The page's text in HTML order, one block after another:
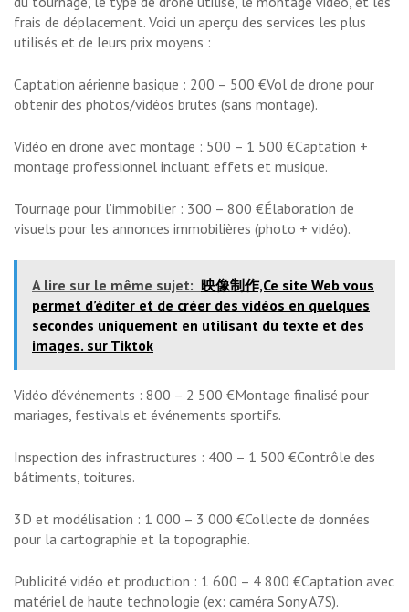
frais de déplacement. Voici un aperçu des services les plus
utilisés et de leurs prix moyens :
Captation aérienne basique : 200 – 500 €Vol de drone pour
obtenir des photos/vidéos brutes (sans montage).
Vidéo en drone avec montage : 500 – 1 500 €Captation +
montage professionnel incluant effets et musique.
Tournage pour l’immobilier : 300 – 800 €Élaboration de
visuels pour les annonces immobilières (photo + vidéo).
A lire sur le même sujet: 映像制作,Ce site Web vous
permet d’éditer et de créer des vidéos en quelques
secondes uniquement en utilisant du texte et des
images. sur Tiktok
Vidéo d’événements : 800 – 2 500 €Montage finalisé pour
mariages, festivals et événements sportifs.
Inspection des infrastructures : 400 – 1 500 €Contrôle des
bâtiments, toitures.
3D et modélisation : 1 000 – 3 000 €Collecte de données
pour la cartographie et la topographie.
Publicité vidéo et production : 1 600 – 4 800 €Captation avec
matériel de haute technologie (ex: caméra Sony A7S).